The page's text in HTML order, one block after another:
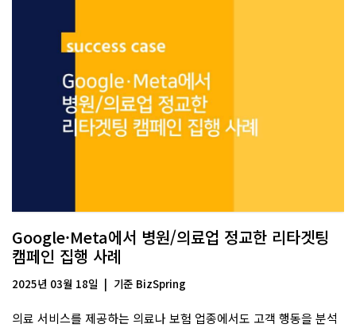
Google·Meta에서 병원/의료업 정교한 리타겟팅
캠페인 집행 사례
2025년 03월 18일 기준 BizSpring
의료 서비스를 제공하는 의료나 보험 업종에서도 고객 행동을 분석